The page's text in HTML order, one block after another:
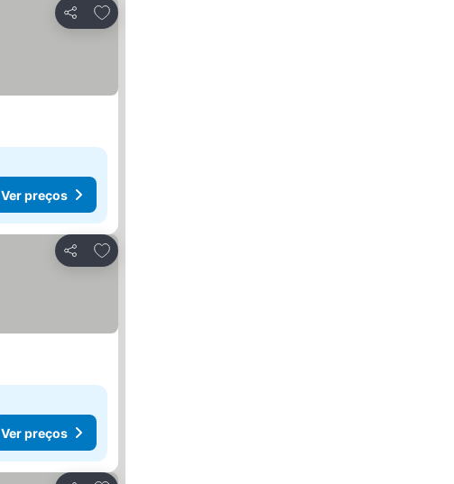
Partilhar
Adicionar aos favoritos
Ver preços
Partilhar
Adicionar aos favoritos
Ver preços